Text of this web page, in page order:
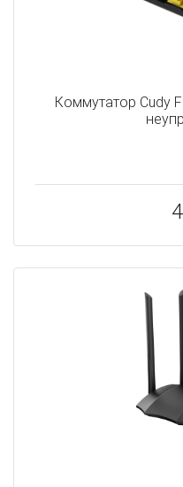
Коммутатор Cudy